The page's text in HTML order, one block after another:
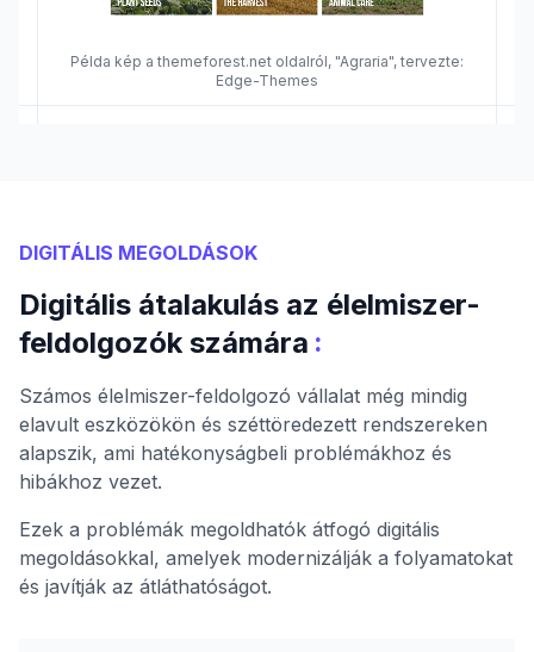
Példa kép a themeforest.net oldalról, "Agraria", tervezte:
Edge-Themes
DIGITÁLIS MEGOLDÁSOK
Digitális átalakulás az élelmiszer-
feldolgozók számára :
Számos élelmiszer-feldolgozó vállalat még mindig
elavult eszközökön és széttöredezett rendszereken
alapszik, ami hatékonyságbeli problémákhoz és
hibákhoz vezet.
Ezek a problémák megoldhatók átfogó digitális
megoldásokkal, amelyek modernizálják a folyamatokat
és javítják az átláthatóságot.